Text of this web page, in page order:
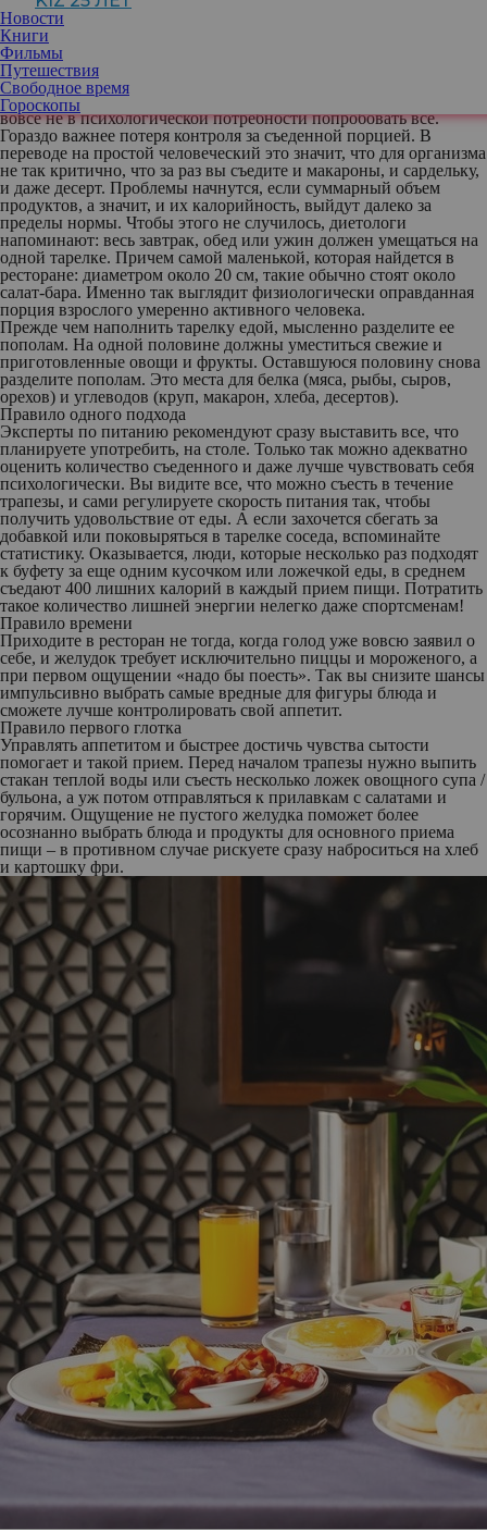
Новости
Книги
Фильмы
Путешествия
Свободное время
Гороскопы
лишать себя удовольствия отдохнуть на курорте, который
предлагает питаться в формате буфета, необязательно. Но ради
собственной фигуры и хорошего самочувствия придется
соблюдать несколько правил.
Правило маленькой тарелки
Основная опасность шведского стола для фигуры заключается
вовсе не в психологической потребности попробовать все.
Гораздо важнее потеря контроля за съеденной порцией. В
переводе на простой человеческий это значит, что для организма
не так критично, что за раз вы съедите и макароны, и сардельку,
и даже десерт. Проблемы начнутся, если суммарный объем
продуктов, а значит, и их калорийность, выйдут далеко за
пределы нормы. Чтобы этого не случилось, диетологи
напоминают: весь завтрак, обед или ужин должен умещаться на
одной тарелке. Причем самой маленькой, которая найдется в
ресторане: диаметром около 20 см, такие обычно стоят около
салат-бара. Именно так выглядит физиологически оправданная
порция взрослого умеренно активного человека.
Прежде чем наполнить тарелку едой, мысленно разделите ее
пополам. На одной половине должны уместиться свежие и
приготовленные овощи и фрукты. Оставшуюся половину снова
разделите пополам. Это места для белка (мяса, рыбы, сыров,
орехов) и углеводов (круп, макарон, хлеба, десертов).
Правило одного подхода
Эксперты по питанию рекомендуют сразу выставить все, что
планируете употребить, на столе. Только так можно адекватно
оценить количество съеденного и даже лучше чувствовать себя
психологически. Вы видите все, что можно съесть в течение
трапезы, и сами регулируете скорость питания так, чтобы
получить удовольствие от еды. А если захочется сбегать за
добавкой или поковыряться в тарелке соседа, вспоминайте
статистику. Оказывается, люди, которые несколько раз подходят
к буфету за еще одним кусочком или ложечкой еды, в среднем
съедают 400 лишних калорий в каждый прием пищи. Потратить
такое количество лишней энергии нелегко даже спортсменам!
Правило времени
Приходите в ресторан не тогда, когда голод уже вовсю заявил о
себе, и желудок требует исключительно пиццы и мороженого, а
при первом ощущении «надо бы поесть». Так вы снизите шансы
импульсивно выбрать самые вредные для фигуры блюда и
сможете лучше контролировать свой аппетит.
Правило первого глотка
Управлять аппетитом и быстрее достичь чувства сытости
помогает и такой прием. Перед началом трапезы нужно выпить
стакан теплой воды или съесть несколько ложек овощного супа /
бульона, а уж потом отправляться к прилавкам с салатами и
горячим. Ощущение не пустого желудка поможет более
осознанно выбрать блюда и продукты для основного приема
пищи – в противном случае рискуете сразу наброситься на хлеб
и картошку фри.